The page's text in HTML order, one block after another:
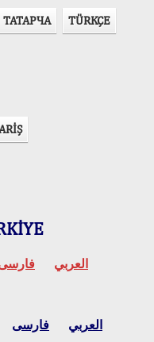
ТАТАРЧА TÜRKÇE
العربي
العربي فارسی